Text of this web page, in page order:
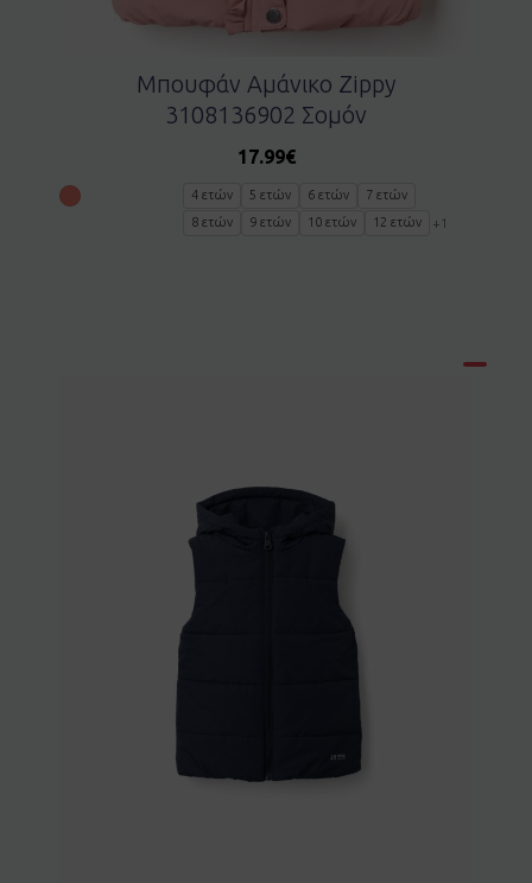
Μπουφάν Αμάνικο Zippy
3108136902 Σομόν
17.99€
4 ετών 5 ετών 6 ετών
7 ετών
8 ετών
9 ετών 10 ετών 12 ετών +1